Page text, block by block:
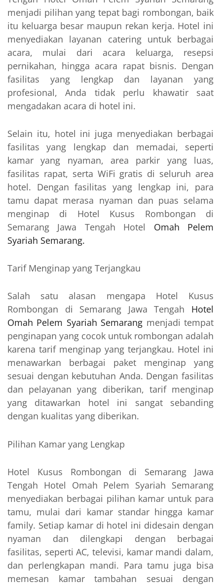
menjadi pilihan yang tepat bagi rombongan, baik
itu keluarga besar maupun rekan kerja. Hotel ini
menyediakan layanan catering untuk berbagai
acara, mulai dari acara keluarga, resepsi
pernikahan, hingga acara rapat bisnis. Dengan
fasilitas yang lengkap dan layanan yang
profesional, Anda tidak perlu khawatir saat
mengadakan acara di hotel ini.
Selain itu, hotel ini juga menyediakan berbagai
fasilitas yang lengkap dan memadai, seperti
kamar yang nyaman, area parkir yang luas,
fasilitas rapat, serta WiFi gratis di seluruh area
hotel. Dengan fasilitas yang lengkap ini, para
tamu dapat merasa nyaman dan puas selama
menginap di Hotel Kusus Rombongan di
Semarang Jawa Tengah Hotel Omah Pelem
Syariah Semarang.
Tarif Menginap yang Terjangkau
Salah satu alasan mengapa Hotel Kusus
Rombongan di Semarang Jawa Tengah Hotel
Omah Pelem Syariah Semarang menjadi tempat
penginapan yang cocok untuk rombongan adalah
karena tarif menginap yang terjangkau. Hotel ini
menawarkan berbagai paket menginap yang
sesuai dengan kebutuhan Anda. Dengan fasilitas
dan pelayanan yang diberikan, tarif menginap
yang ditawarkan hotel ini sangat sebanding
dengan kualitas yang diberikan.
Pilihan Kamar yang Lengkap
Hotel Kusus Rombongan di Semarang Jawa
Tengah Hotel Omah Pelem Syariah Semarang
menyediakan berbagai pilihan kamar untuk para
tamu, mulai dari kamar standar hingga kamar
family. Setiap kamar di hotel ini didesain dengan
nyaman dan dilengkapi dengan berbagai
fasilitas, seperti AC, televisi, kamar mandi dalam,
dan perlengkapan mandi. Para tamu juga bisa
memesan kamar tambahan sesuai dengan